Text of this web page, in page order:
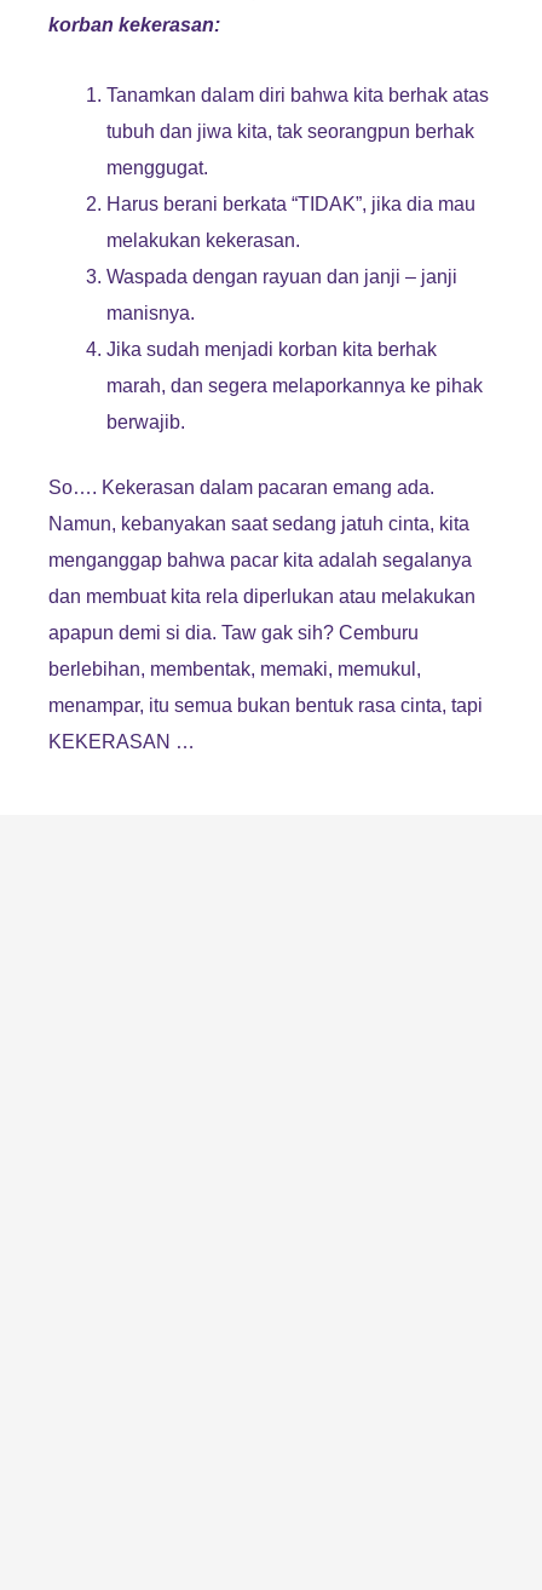
korban kekerasan:
Tanamkan dalam diri bahwa kita berhak atas
tubuh dan jiwa kita, tak seorangpun berhak
menggugat.
Harus berani berkata “TIDAK”, jika dia mau
melakukan kekerasan.
Waspada dengan rayuan dan janji – janji
manisnya.
Jika sudah menjadi korban kita berhak
marah, dan segera melaporkannya ke pihak
berwajib.
So…. Kekerasan dalam pacaran emang ada.
Namun, kebanyakan saat sedang jatuh cinta, kita
menganggap bahwa pacar kita adalah segalanya
dan membuat kita rela diperlukan atau melakukan
apapun demi si dia. Taw gak sih? Cemburu
berlebihan, membentak, memaki, memukul,
menampar, itu semua bukan bentuk rasa cinta, tapi
KEKERASAN …